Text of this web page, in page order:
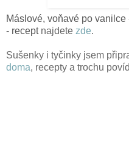
Máslové, voňavé po
- receptnajdete zde.
Sušenky i tyčinky jsem
doma, recepty a trochu